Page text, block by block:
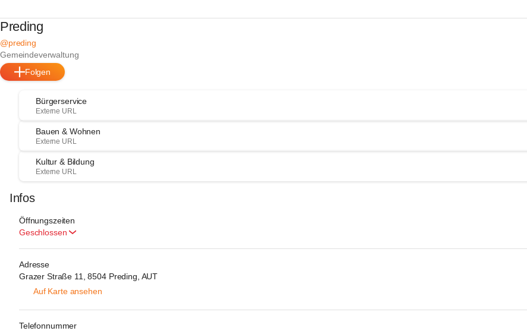
Preding
@preding
Gemeindeverwaltung
Folgen
Bürgerservice
Externe URL
Bauen & Wohnen
Externe URL
Kultur & Bildung
Externe URL
Infos
Öffnungszeiten
Geschlossen
Adresse
Grazer Straße 11, 8504 Preding, AUT
Auf Karte ansehen
Telefonnummer